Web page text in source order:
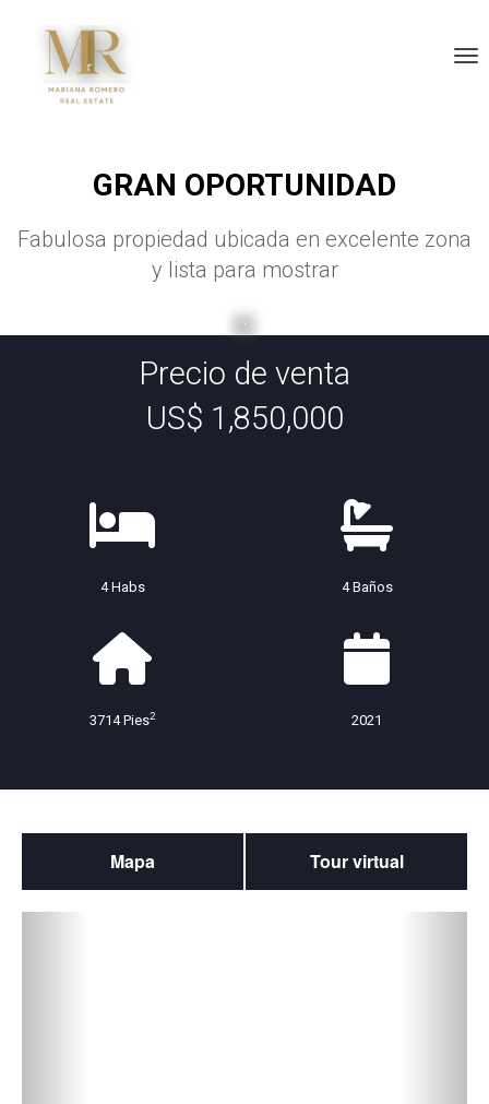
GRAN OPORTUNIDAD
Fabulosa propiedad ubicada en excelente zona
y lista para mostrar
Precio de venta
US$ 1,850,000
4 Habs 4 Baños
3714 Pies2 2021
Mapa Tour virtual